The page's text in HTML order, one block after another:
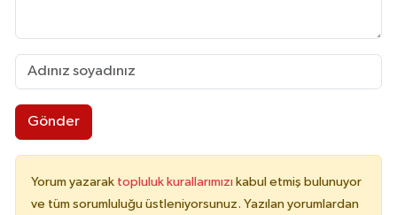
Gönder
Yorum yazarak topluluk kurallarımızı kabul etmiş bulunuyor
ve tüm sorumluluğu üstleniyorsunuz. Yazılan yorumlardan